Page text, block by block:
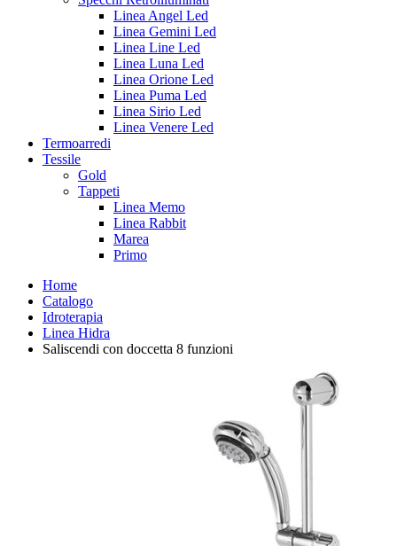
Linea Angel Led
Linea Gemini Led
Linea Line Led
Linea Luna Led
Linea Orione Led
Linea Puma Led
Linea Sirio Led
Linea Venere Led
Termoarredi
Tessile
Gold
Tappeti
Linea Memo
Linea Rabbit
Marea
Primo
Home
Catalogo
Idroterapia
Linea Hidra
Saliscendi con doccetta 8 funzioni